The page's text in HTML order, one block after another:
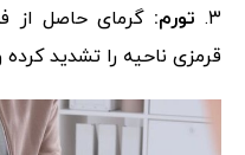
۳. تورم: گرمای حاصل از
قرمزی ناحیه را تشدید کرده